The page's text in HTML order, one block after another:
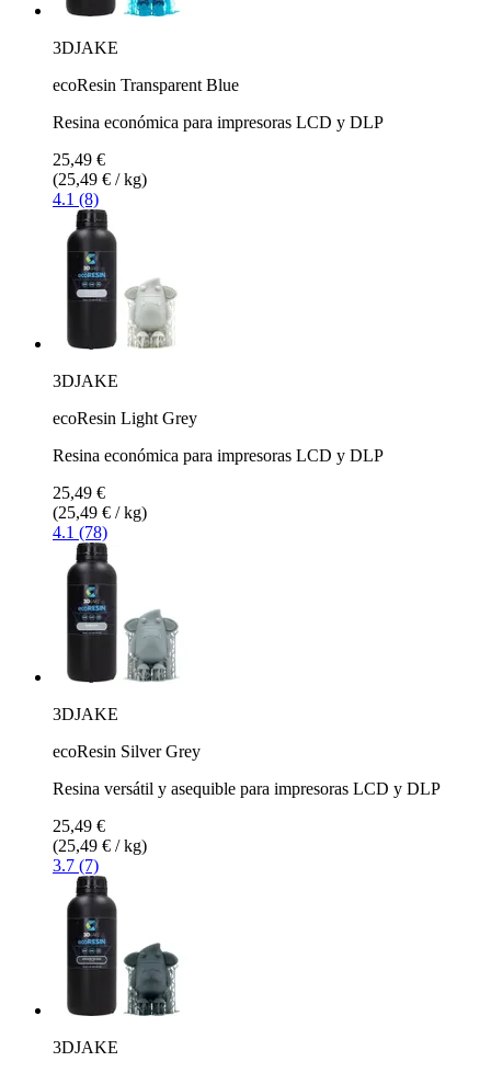
3DJAKE
ecoResin Transparent Blue
Resina económica para impresoras LCD y DLP
25,49 €
(25,49 € / kg)
4.1 (8)
3DJAKE
ecoResin Light Grey
Resina económica para impresoras LCD y DLP
25,49 €
(25,49 € / kg)
4.1 (78)
3DJAKE
ecoResin Silver Grey
Resina versátil y asequible para impresoras LCD y DLP
25,49 €
(25,49 € / kg)
3.7 (7)
3DJAKE